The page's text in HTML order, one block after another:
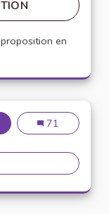
en
PERSONNE
Appellation
71
personne